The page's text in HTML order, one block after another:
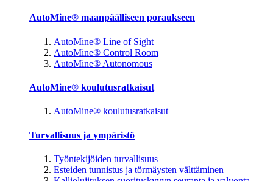
AutoMine® maanpäälliseen poraukseen
AutoMine® Line of Sight
AutoMine® Control Room
AutoMine® Autonomous
AutoMine® koulutusratkaisut
AutoMine® koulutusratkaisut
Turvallisuus ja ympäristö
Työntekijöiden turvallisuus
Esteiden tunnistus ja törmäysten välttäminen